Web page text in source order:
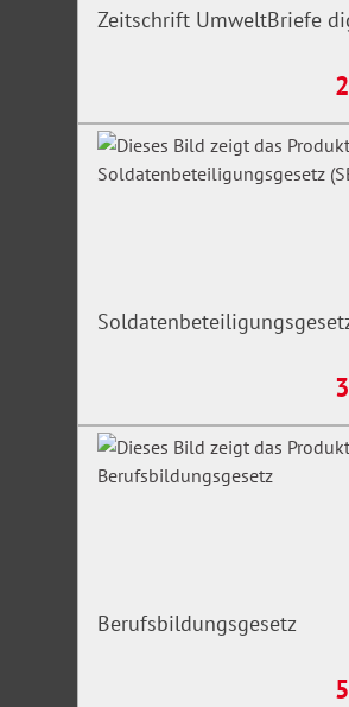
Zeitschrift UmweltBriefe
Berufsbildungsgesetz